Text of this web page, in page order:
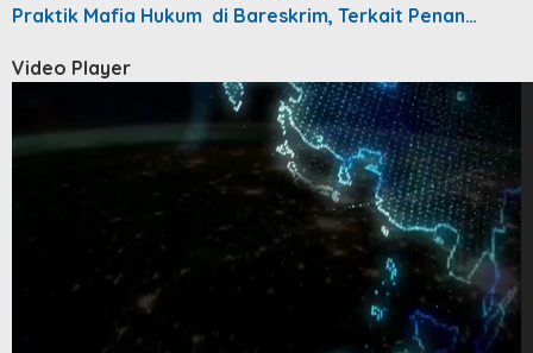
Praktik Mafia Hukum di Bareskrim, Terkait Penan…
Video Player